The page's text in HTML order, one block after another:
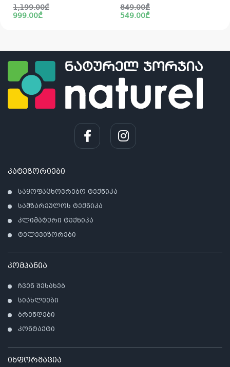
1,199.00₾
Original
price
was:
999.00₾
Current
price
is:
849.00₾
Original
price
was:
549.00₾
Current
price
is:
კატეგორიები
საყოფაცხოვრებო ტექნიკა
სამზარეულოს ტექნიკა
კლიმატური ტექნიკა
ტელევიზორები
კომპანია
ჩვენ შესახებ
სიახლეები
ბრენდები
კონტაქტი
ინფორმაცია